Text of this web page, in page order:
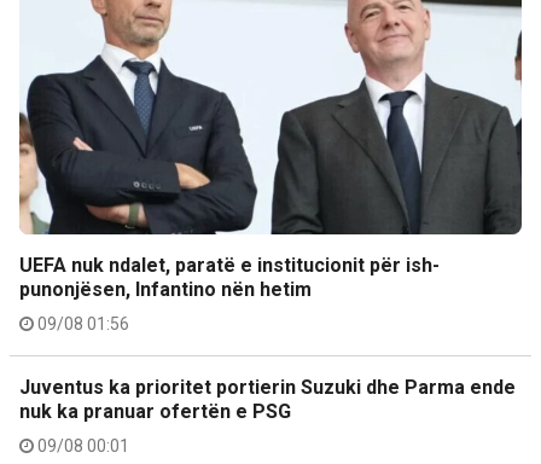
UEFA nuk ndalet, paratë e institucionit për ish-
punonjësen, Infantino nën hetim
09/08 01:56
Juventus ka prioritet portierin Suzuki dhe Parma ende
nuk ka pranuar ofertën e PSG
09/08 00:01